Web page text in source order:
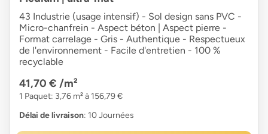
43 Industrie (usage intensif) - Sol design sans PVC -
Micro-chanfrein - Aspect béton | Aspect pierre -
Format carrelage - Gris - Authentique - Respectueux
de l'environnement - Facile d'entretien - 100 %
recyclable
41,70 € /m²
1 Paquet: 3,76 m² à 156,79 €
Délai de livraison: 10 Journées